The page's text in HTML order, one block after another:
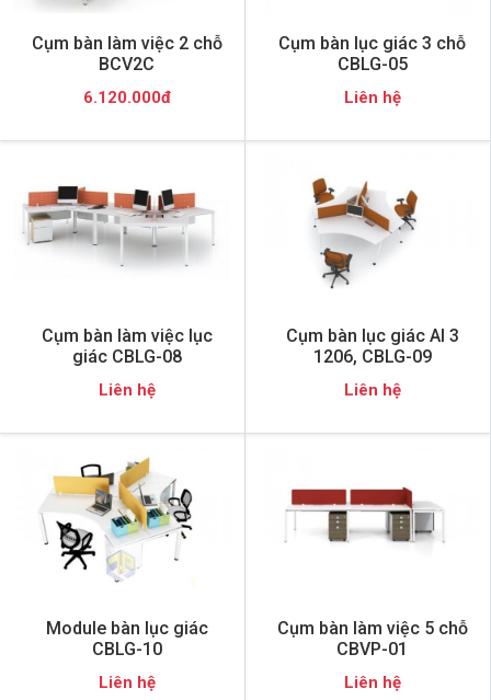
Cụm bàn làm việc 2 chỗ
BCV2C
6.120.000đ
Cụm bàn lục giác 3 chỗ
CBLG-05
Liên hệ
Cụm bàn làm việc lục
giác CBLG-08
Liên hệ
Cụm bàn lục giác AI 3
1206, CBLG-09
Liên hệ
Module bàn lục giác
CBLG-10
Liên hệ
Cụm bàn làm việc 5 chỗ
CBVP-01
Liên hệ